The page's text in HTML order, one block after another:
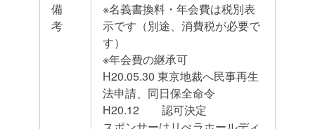
備
考
※名義書換料・年会費は税別表
示です（別途、消費税が必要で
す）
※年会費の継承可
H20.05.30 東京地裁へ民事再生
法申請、同日保全命令
H20.12 認可決定